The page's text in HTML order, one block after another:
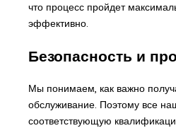
что процесс пройдет
эффективно.
Безопасность и
Мы понимаем, как важно
обслуживание. Поэтому все
соответствующую